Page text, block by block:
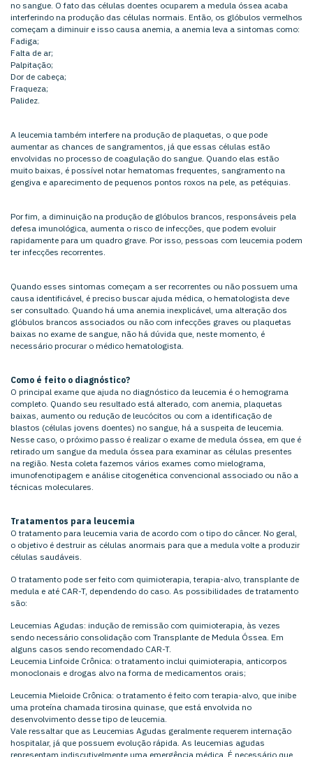
no sangue. O fato das células doentes ocuparem a medula óssea acaba
interferindo na produção das células normais. Então, os glóbulos vermelhos
começam a diminuir e isso causa anemia, a anemia leva a sintomas como:
Fadiga;
Falta de ar;
Palpitação;
Dor de cabeça;
Fraqueza;
Palidez.
A leucemia também interfere na produção de plaquetas, o que pode
aumentar as chances de sangramentos, já que essas células estão
envolvidas no processo de coagulação do sangue. Quando elas estão
muito baixas, é possível notar hematomas frequentes, sangramento na
gengiva e aparecimento de pequenos pontos roxos na pele, as petéquias.
Por fim, a diminuição na produção de glóbulos brancos, responsáveis pela
defesa imunológica, aumenta o risco de infecções, que podem evoluir
rapidamente para um quadro grave. Por isso, pessoas com leucemia podem
ter infecções recorrentes.
Quando esses sintomas começam a ser recorrentes ou não possuem uma
causa identificável, é preciso buscar ajuda médica, o hematologista deve
ser consultado. Quando há uma anemia inexplicável, uma alteração dos
glóbulos brancos associados ou não com infecções graves ou plaquetas
baixas no exame de sangue, não há dúvida que, neste momento, é
necessário procurar o médico hematologista.
Como é feito o diagnóstico?
O principal exame que ajuda no diagnóstico da leucemia é o hemograma
completo. Quando seu resultado está alterado, com anemia, plaquetas
baixas, aumento ou redução de leucócitos ou com a identificação de
blastos (células jovens doentes) no sangue, há a suspeita de leucemia.
Nesse caso, o próximo passo é realizar o exame de medula óssea, em que é
retirado um sangue da medula óssea para examinar as células presentes
na região. Nesta coleta fazemos vários exames como mielograma,
imunofenotipagem e análise citogenética convencional associado ou não a
técnicas moleculares.
Tratamentos para leucemia
O tratamento para leucemia varia de acordo com o tipo do câncer. No geral,
o objetivo é destruir as células anormais para que a medula volte a produzir
células saudáveis.
O tratamento pode ser feito com quimioterapia, terapia-alvo, transplante de
medula e até CAR-T, dependendo do caso. As possibilidades de tratamento
são:
Leucemias Agudas: indução de remissão com quimioterapia, às vezes
sendo necessário consolidação com Transplante de Medula Óssea. Em
alguns casos sendo recomendado CAR-T.
Leucemia Linfoide Crônica: o tratamento inclui quimioterapia, anticorpos
monoclonais e drogas alvo na forma de medicamentos orais;
Leucemia Mieloide Crônica: o tratamento é feito com terapia-alvo, que inibe
uma proteína chamada tirosina quinase, que está envolvida no
desenvolvimento desse tipo de leucemia.
Vale ressaltar que as Leucemias Agudas geralmente requerem internação
hospitalar, já que possuem evolução rápida. As leucemias agudas
representam indiscutivelmente uma emergência médica. É necessário que